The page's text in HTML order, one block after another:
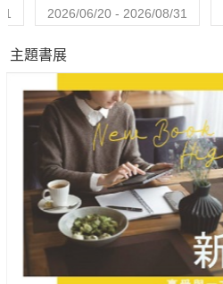
2026/06/20 - 2026/08/31
主題書展